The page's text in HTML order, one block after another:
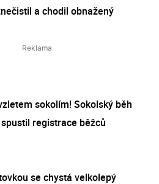
a chodil obnažený
sokolím! Sokolský běh
registrace běžců
se chystá velkolepý